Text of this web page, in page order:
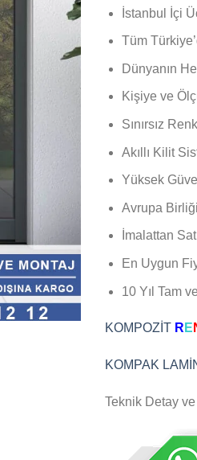
İstanbul İçi
Tüm
Dünyanın
Kişiye ve
Sınırsız
Akıllı Kilit
Yüksek
Avrupa Birliği
İmalattan
En Uygun
10 Yıl Tam
KOMPOZİT R E
KOMPAK
Teknik Detay ve